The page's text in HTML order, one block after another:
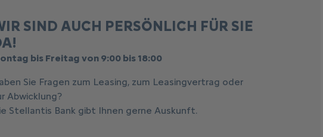
SIND AUCH PERSÖNLICH FÜR SIE
bis Freitag von 9:00 bis 18:00
Sie Fragen zum Leasing, zum Leasingvertrag oder
Abwicklung?
Stellantis Bank gibt Ihnen gerne Auskunft.